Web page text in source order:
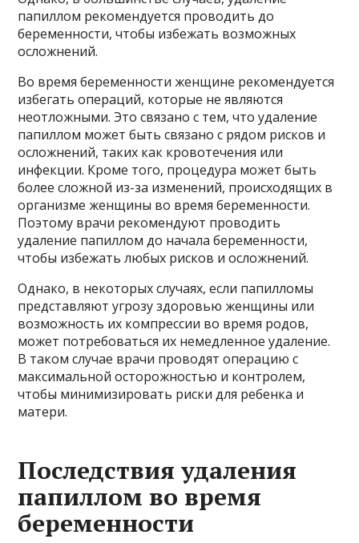
папиллом рекомендуется проводить до
беременности, чтобы избежать возможных
осложнений.
Во время беременности женщине рекомендуется
избегать операций, которые не являются
неотложными. Это связано с тем, что удаление
папиллом может быть связано с рядом рисков и
осложнений, таких как кровотечения или
инфекции. Кроме того, процедура может быть
более сложной из-за изменений, происходящих в
организме женщины во время беременности.
Поэтому врачи рекомендуют проводить
удаление папиллом до начала беременности,
чтобы избежать любых рисков и осложнений.
Однако, в некоторых случаях, если папилломы
представляют угрозу здоровью женщины или
возможность их компрессии во время родов,
может потребоваться их немедленное удаление.
В таком случае врачи проводят операцию с
максимальной осторожностью и контролем,
чтобы минимизировать риски для ребенка и
матери.
Последствия удаления
папиллом во время
беременности